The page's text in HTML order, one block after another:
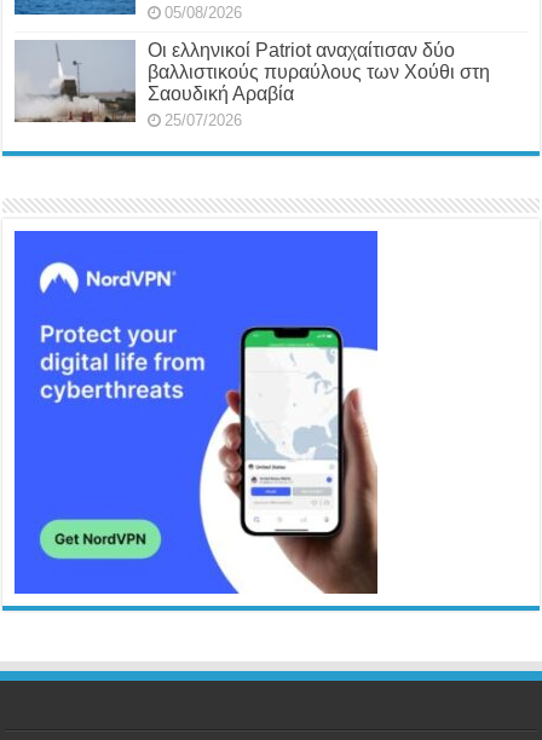
05/08/2026
Οι ελληνικοί Patriot αναχαίτισαν δύο
βαλλιστικούς πυραύλους των Χούθι στη
Σαουδική Αραβία
25/07/2026